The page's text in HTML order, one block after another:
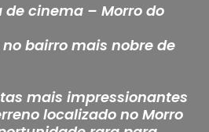
de cinema – Morro do
bairro mais nobre de
mais impressionantes
localizado no Morro